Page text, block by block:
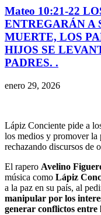
Mateo 10:21-22
ENTREGARÁN A
MUERTE, LOS
HIJOS SE
PADRES. .
enero 29, 2026
Lápiz Conciente pide a
los medios y promover
rechazando discursos de
El rapero Avelino
música como Lápiz
a la paz en su país, al
manipular por los
generar conflictos